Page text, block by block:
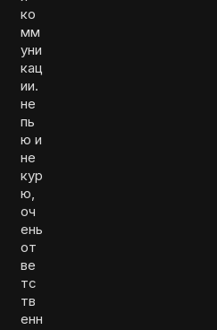
ко
мм
уни
кац
ии.
не
пь
ю и
не
кур
ю,
оч
ень
от
ве
тс
тв
енн